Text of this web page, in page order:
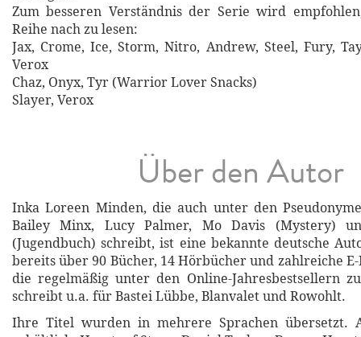
Zum besseren Verständnis der Serie wird
Reihe nach zu lesen:
Jax, Crome, Ice, Storm, Nitro, Andrew, Steel, Fury,
Verox
Chaz, Onyx, Tyr (Warrior Lover Snacks)
Slayer, Verox
Über den Autor
Inka Loreen Minden, die auch unter den
Bailey Minx, Lucy Palmer, Mo Davis (Mystery)
(Jugendbuch) schreibt, ist eine bekannte deutsche
bereits über 90 Bücher, 14 Hörbücher und zahlreiche E-
die regelmäßig unter den Online-Jahresbestsellern
schreibt u.a. für Bastei Lübbe, Blanvalet und Rowohlt.
Ihre Titel wurden in mehrere Sprachen übersetzt.